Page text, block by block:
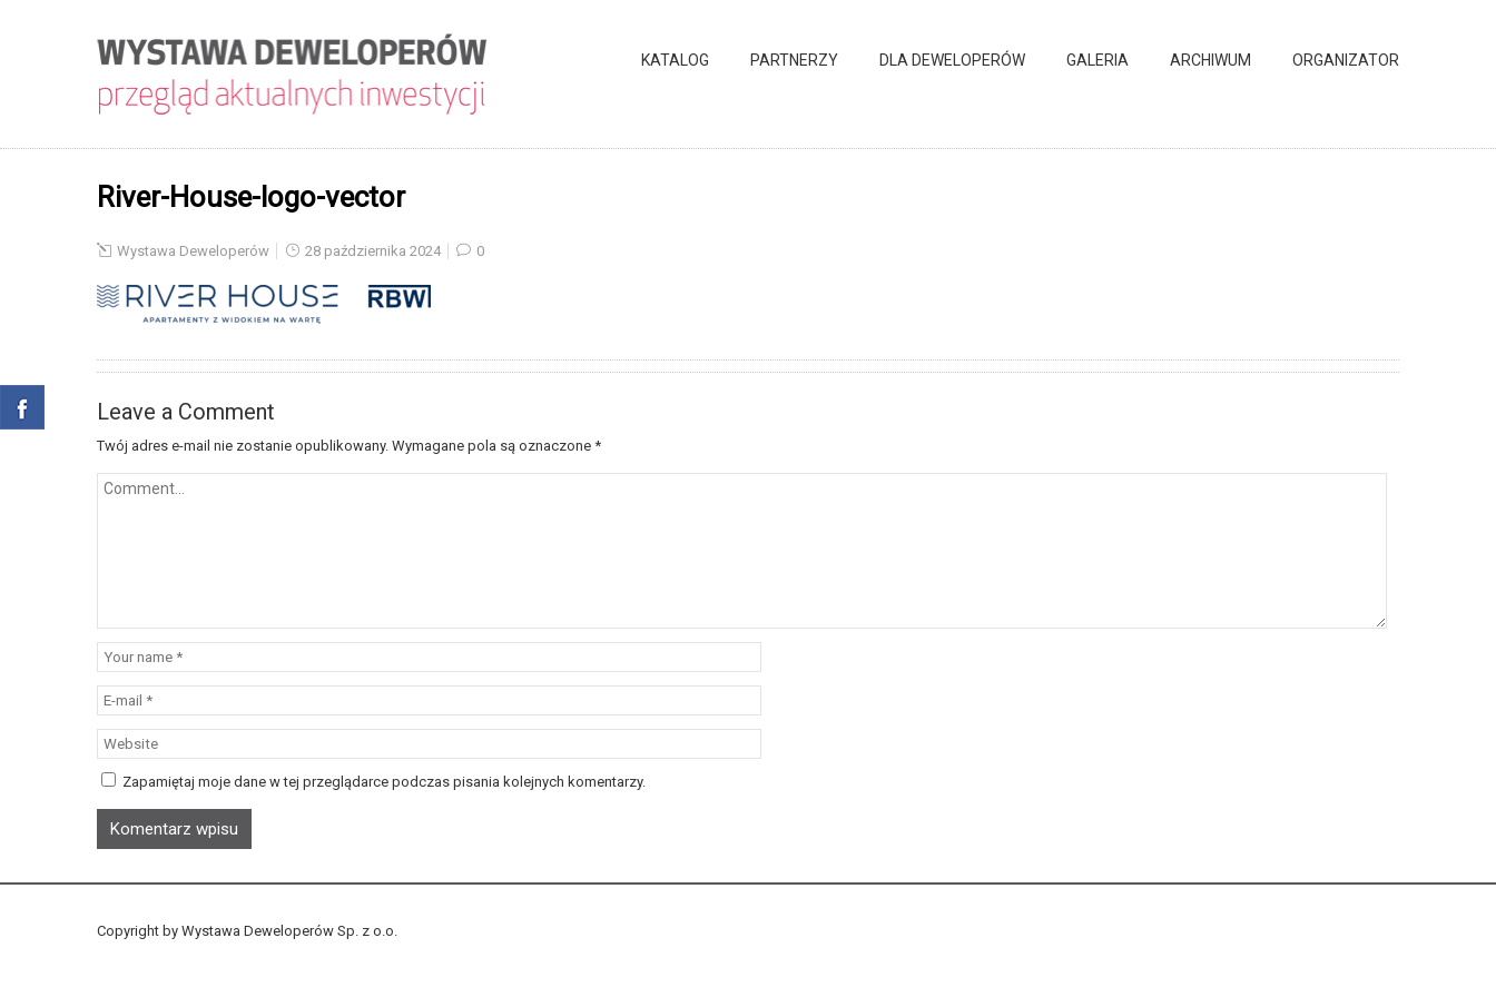
KATALOG PARTNERZY DLA DEWELOPERÓW GALERIA ARCHIWUM ORGANIZATOR
River-House-logo-vector
Wystawa Deweloperów 28 października 2024 0
Leave a Comment
Twój adres e-mail nie zostanie opublikowany. Wymagane pola są oznaczone *
Zapamiętaj moje dane w tej przeglądarce podczas pisania kolejnych komentarzy.
Copyright by Wystawa Deweloperów Sp. z o.o.